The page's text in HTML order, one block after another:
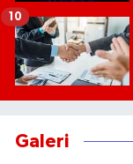
10
Galeri